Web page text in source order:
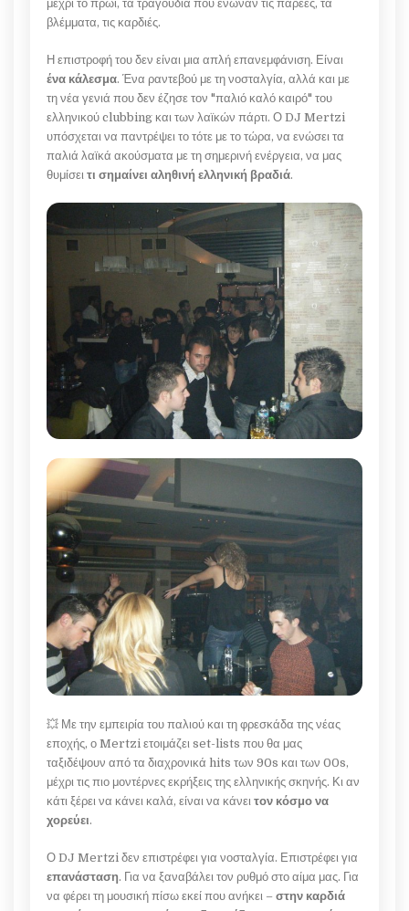
μέχρι το πρωί, τα τραγούδια που ένωναν τις παρέες, τα
βλέμματα, τις καρδιές.
Η επιστροφή του δεν είναι μια απλή επανεμφάνιση. Είναι
ένα κάλεσμα. Ένα ραντεβού με τη νοσταλγία, αλλά και με
τη νέα γενιά που δεν έζησε τον "παλιό καλό καιρό" του
ελληνικού clubbing και των λαϊκών πάρτι. Ο DJ Mertzi
υπόσχεται να παντρέψει το τότε με το τώρα, να ενώσει τα
παλιά λαϊκά ακούσματα με τη σημερινή ενέργεια, να μας
θυμίσει τι σημαίνει αληθινή ελληνική βραδιά.
💥 Με την εμπειρία του παλιού και τη φρεσκάδα της νέας
εποχής, ο Mertzi ετοιμάζει set-lists που θα μας
ταξιδέψουν από τα διαχρονικά hits των 90s και των 00s,
μέχρι τις πιο μοντέρνες εκρήξεις της ελληνικής σκηνής. Κι αν
κάτι ξέρει να κάνει καλά, είναι να κάνει τον κόσμο να
χορεύει.
Ο DJ Mertzi δεν επιστρέφει για νοσταλγία. Επιστρέφει για
επανάσταση. Για να ξαναβάλει τον ρυθμό στο αίμα μας. Για
να φέρει τη μουσική πίσω εκεί που ανήκει – στην καρδιά